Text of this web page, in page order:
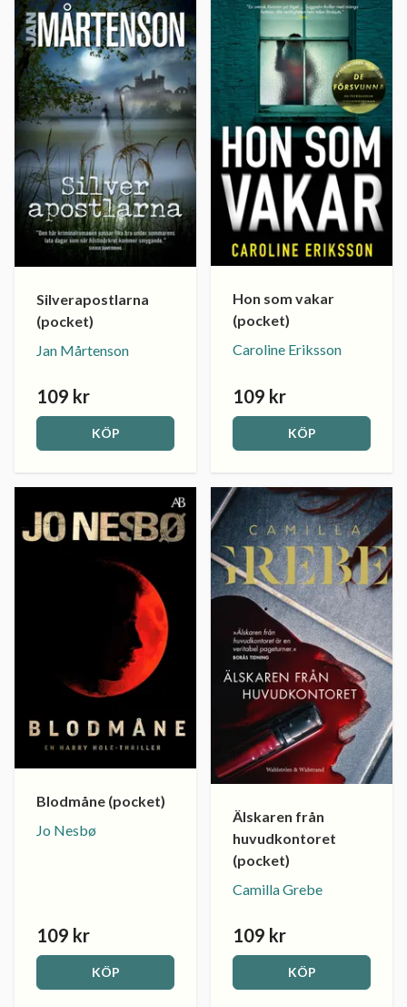
Silverapostlarna
(pocket)
Jan Mårtenson
109 kr
KÖP
Hon som vakar
(pocket)
Caroline Eriksson
109 kr
KÖP
Blodmåne (pocket)
Jo Nesbø
109 kr
KÖP
Älskaren från
huvudkontoret
(pocket)
Camilla Grebe
109 kr
KÖP